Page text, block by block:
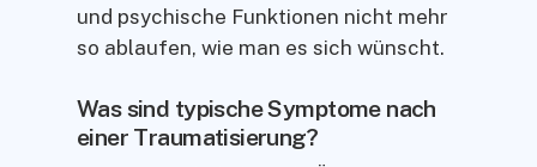
und psychische Funktionen nicht mehr
so ablaufen, wie man es sich wünscht.
Was sind typische Symptome nach
einer Traumatisierung?